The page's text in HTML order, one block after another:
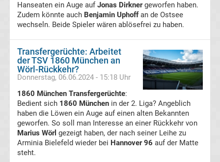
La
Liga
Ergebnisse
Liga
Tabelle
Hanseaten ein Auge aufJonas Dirknergeworfen haben.
Zudem könnte auch Benjamin Uphoffan de Ostsee
wechseln. Beide Spieler wären ablösefrei zu haben.
Transfergerüchte: Arbeitet
der TSV 1860 München an
Wörl-Rückkehr?
Donnerstag, 06.06.2024 - 15:18 Uhr
1860 München Transfergerüchte:
Bedient sich 1860 München in der 2. Liga? Angeblich
haben die Löwen ein Auge auf einen alten Bekannten
geworfen. So soll man Interesse an einer Rückkehr von
Marius Wörl gezeigt haben, der nach seiner Leihe zu
Arminia Bielefeld wieder bei Hannover 96 auf der Matte
steht.